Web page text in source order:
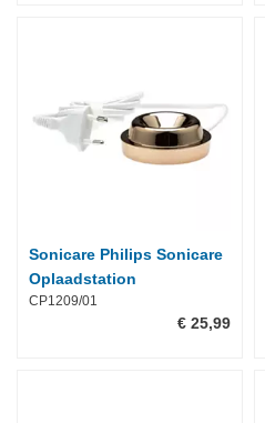
Sonicare Philips Sonicare
Oplaadstation
CP1209/01
€ 25,99